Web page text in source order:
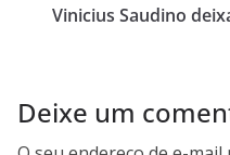
k
p
n
m
Vinicius Saudino
Deixe um